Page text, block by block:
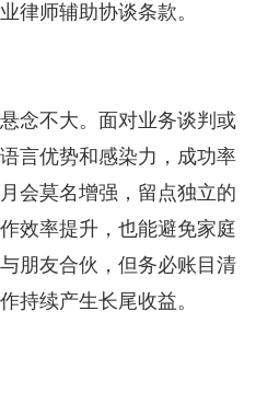
师辅助协谈条款。
念不大。面对业务谈判或
言优势和感染力，成功率
会莫名增强，留点独立的
效率提升，也能避免家庭
朋友合伙，但务必账目清
持续产生长尾收益。